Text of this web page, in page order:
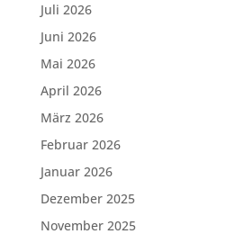
Juli 2026
Juni 2026
Mai 2026
April 2026
März 2026
Februar 2026
Januar 2026
Dezember 2025
November 2025